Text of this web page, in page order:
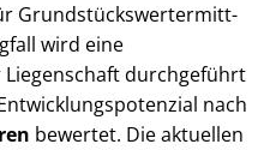
Grund­stücks­wert­ermitt­
wird eine
durchgeführt
nach
bewertet. Die aktuellen